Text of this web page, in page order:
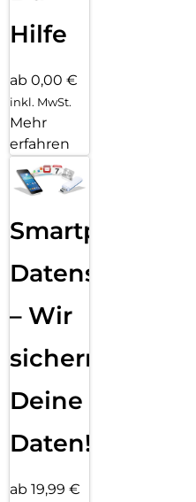
Hilfe
ab 0,00 €
inkl. MwSt.
Mehr
erfahren
Smartphone
Datensicherung
– Wir
sichern
Deine
Daten!
ab 19,99 €